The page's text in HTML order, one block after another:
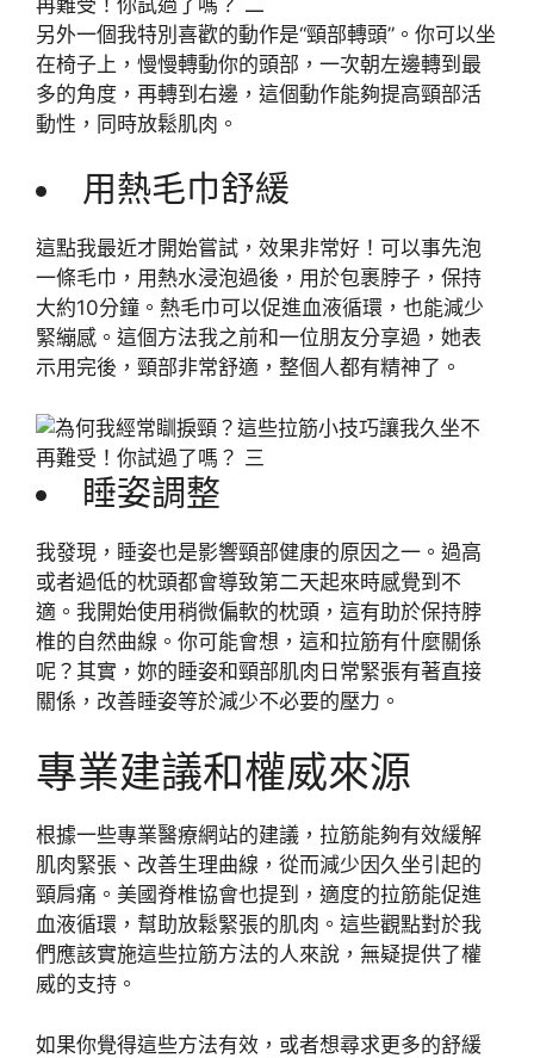
另外一個我特別喜歡的動作是“頸部轉頭”。你可以坐
在椅子上，慢慢轉動你的頭部，一次朝左邊轉到最
多的角度，再轉到右邊，這個動作能夠提高頸部活
動性，同時放鬆肌肉。
用熱毛巾舒緩
這點我最近才開始嘗試，效果非常好！可以事先泡
一條毛巾，用熱水浸泡過後，用於包裹脖子，保持
大約10分鐘。熱毛巾可以促進血液循環，也能減少
緊繃感。這個方法我之前和一位朋友分享過，她表
示用完後，頸部非常舒適，整個人都有精神了。
睡姿調整
我發現，睡姿也是影響頸部健康的原因之一。過高
或者過低的枕頭都會導致第二天起來時感覺到不
適。我開始使用稍微偏軟的枕頭，這有助於保持脖
椎的自然曲線。你可能會想，這和拉筋有什麼關係
呢？其實，妳的睡姿和頸部肌肉日常緊張有著直接
關係，改善睡姿等於減少不必要的壓力。
專業建議和權威來源
根據一些專業醫療網站的建議，拉筋能夠有效緩解
肌肉緊張、改善生理曲線，從而減少因久坐引起的
頸肩痛。美國脊椎協會也提到，適度的拉筋能促進
血液循環，幫助放鬆緊張的肌肉。這些觀點對於我
們應該實施這些拉筋方法的人來說，無疑提供了權
威的支持。
如果你覺得這些方法有效，或者想尋求更多的舒緩